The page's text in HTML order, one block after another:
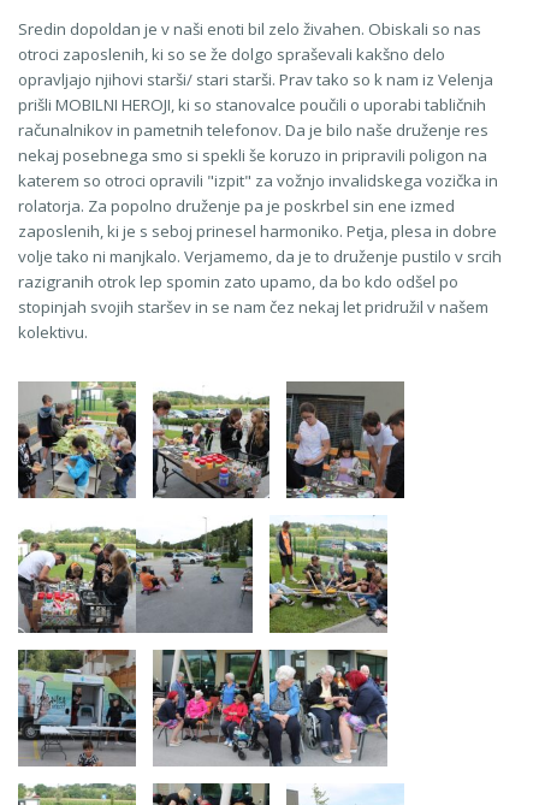
Sredin dopoldan je v naši enoti bil zelo živahen. Obiskali so nas
otroci zaposlenih, ki so se že dolgo spraševali kakšno delo
opravljajo njihovi starši/ stari starši. Prav tako so k nam iz Velenja
prišli MOBILNI HEROJI, ki so stanovalce poučili o uporabi tabličnih
računalnikov in pametnih telefonov. Da je bilo naše druženje res
nekaj posebnega smo si spekli še koruzo in pripravili poligon na
katerem so otroci opravili "izpit" za vožnjo invalidskega vozička in
rolatorja. Za popolno druženje pa je poskrbel sin ene izmed
zaposlenih, ki je s seboj prinesel harmoniko. Petja, plesa in dobre
volje tako ni manjkalo. Verjamemo, da je to druženje pustilo v srcih
razigranih otrok lep spomin zato upamo, da bo kdo odšel po
stopinjah svojih staršev in se nam čez nekaj let pridružil v našem
kolektivu.